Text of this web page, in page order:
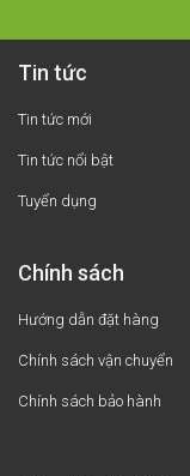
Tin tức
Tin tức mới
Tin tức nổi bật
Tuyển dụng
Chính sách
Hướng dẫn đặt hàng
Chính sách vận chuyển
Chính sách bảo hành